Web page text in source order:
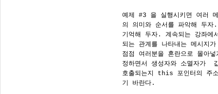
예제 #3 을 실행시키면 여러
의 의미와 순서를 파악해 두자
기억해 두자. 계속되는 강좌에
되는 관계를 나타내는 메시지
점점 여러분을 혼란으로 몰아
정하면서 생성자와 소멸자가
호출되는지 this 포인터의 주
      기 바란다.